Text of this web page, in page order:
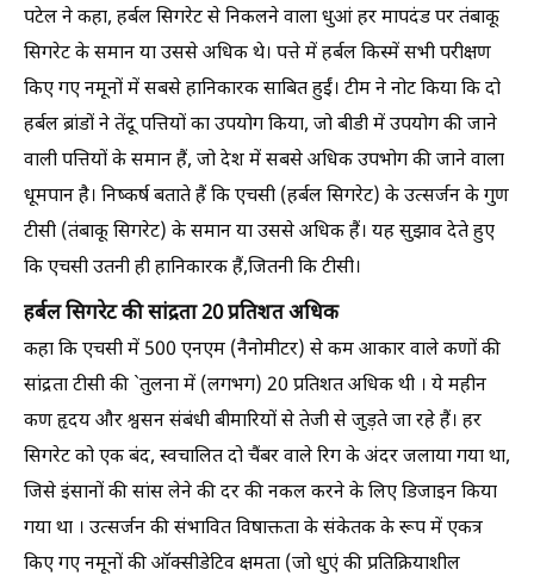
पटेल ने कहा, हर्बल सिगरेट से निकलने वाला धुआं हर मापदंड पर तंबाकू
सिगरेट के समान या उससे अधिक थे। पत्ते में हर्बल किस्में सभी परीक्षण
किए गए नमूनों में सबसे हानिकारक साबित हुईं। टीम ने नोट किया कि दो
हर्बल ब्रांडों ने तेंदू पत्तियों का उपयोग किया, जो बीडी में उपयोग की जाने
वाली पत्तियों के समान हैं, जो देश में सबसे अधिक उपभोग की जाने वाला
धूमपान है। निष्कर्ष बताते हैं कि एचसी (हर्बल सिगरेट) के उत्सर्जन के गुण
टीसी (तंबाकू सिगरेट) के समान या उससे अधिक हैं। यह सुझाव देते हुए
कि एचसी उतनी ही हानिकारक हैं,जितनी कि टीसी।
हर्बल सिगरेट की सांद्रता 20 प्रतिशत अधिक
कहा कि एचसी में 500 एनएम (नैनोमीटर) से कम आकार वाले कणों की
सांद्रता टीसी की `तुलना में (लगभग) 20 प्रतिशत अधिक थी । ये महीन
कण हृदय और श्वसन संबंधी बीमारियों से तेजी से जुड़ते जा रहे हैं। हर
सिगरेट को एक बंद, स्वचालित दो चैंबर वाले रिग के अंदर जलाया गया था,
जिसे इंसानों की सांस लेने की दर की नकल करने के लिए डिजाइन किया
गया था । उत्सर्जन की संभावित विषाक्तता के संकेतक के रूप में एकत्र
किए गए नमूनों की ऑक्सीडेटिव क्षमता (जो धुएं की प्रतिक्रियाशील